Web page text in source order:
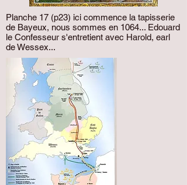
Planche 17 (p23) ici commence la tapisserie
de Bayeux, nous sommes en 1064... Edouard
le Confesseur s'entretient avec Harold, earl
de Wessex...